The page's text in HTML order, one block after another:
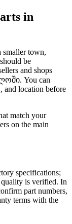
in
town,
be
and shops
You can
and location before
match your
on the main
specifications;
is verified. In
part numbers,
terms with the